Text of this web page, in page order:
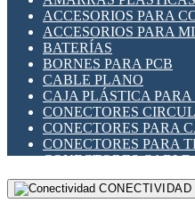
INDICADORES PARA
INTERFACES DE RELÉ
INTERRUPTORES FIN
LLAVES
MEDIDORES DE
MOTORES PASO A
PANTALLAS HMI
PLC -
PROGRAMADORES
RELÉS DE
SENSORES
ACCESORIOS PARA
ACCESORIOS PARA
BATERÍAS
BORNES PARA PCB
CABLE PLANO
CAJA PLÁSTICA
CONECTORES
CONECTORES PARA
CONECTORES PARA
CONECTORES CABLE
CONECTORES PCB A
DIP SWITCHESCONECTIVIDAD